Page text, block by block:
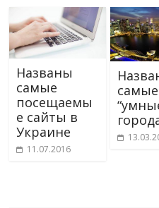
Названы
самые
посещаемы
е сайты в
Украине
11.07.2016
самые